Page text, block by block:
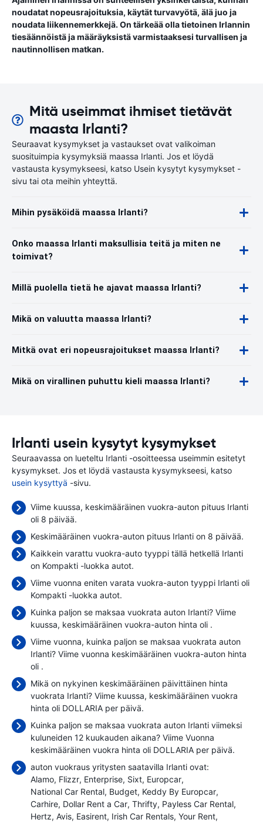
noudatat nopeusrajoituksia, käytät turvavyötä, älä juo ja
noudata liikennemerkkejä. On tärkeää olla tietoinen Irlannin
tiesäännöistä ja määräyksistä varmistaaksesi turvallisen ja
nautinnollisen matkan.
Mitä useimmat ihmiset tietävät
maasta Irlanti?
Seuraavat kysymykset ja vastaukset ovat valikoiman
suosituimpia kysymyksiä maassa Irlanti. Jos et löydä
vastausta kysymykseesi, katso Usein kysytyt kysymykset -
sivu tai ota meihin yhteyttä.
Mihin pysäköidä maassa Irlanti?
Onko maassa Irlanti maksullisia teitä ja miten ne
toimivat?
Millä puolella tietä he ajavat maassa Irlanti?
Mikä on valuutta maassa Irlanti?
Mitkä ovat eri nopeusrajoitukset maassa Irlanti?
Mikä on virallinen puhuttu kieli maassa Irlanti?
Irlanti usein kysytyt kysymykset
Seuraavassa on lueteltu Irlanti -osoitteessa useimmin esitetyt
kysymykset. Jos et löydä vastausta kysymykseesi, katso
usein kysyttyä -sivu.
Viime kuussa, keskimääräinen vuokra-auton pituus Irlanti
oli 8 päivää.
Keskimääräinen vuokra-auton pituus Irlanti on 8 päivää.
Kaikkein varattu vuokra-auto tyyppi tällä hetkellä Irlanti
on Kompakti -luokka autot.
Viime vuonna eniten varata vuokra-auton tyyppi Irlanti oli
Kompakti -luokka autot.
Kuinka paljon se maksaa vuokrata auton Irlanti? Viime
kuussa, keskimääräinen vuokra-auton hinta oli .
Viime vuonna, kuinka paljon se maksaa vuokrata auton
Irlanti? Viime vuonna keskimääräinen vuokra-auton hinta
oli .
Mikä on nykyinen keskimääräinen päivittäinen hinta
vuokrata Irlanti? Viime kuussa, keskimääräinen vuokra
hinta oli DOLLARIA per päivä.
Kuinka paljon se maksaa vuokrata auton Irlanti viimeksi
kuluneiden 12 kuukauden aikana? Viime Vuonna
keskimääräinen vuokra hinta oli DOLLARIA per päivä.
auton vuokraus yritysten saatavilla Irlanti ovat:
Alamo Flizzr Enterprise Sixt Europcar
National Car Rental Budget Keddy By Europcar
Carhire Dollar Rent a Car Thrifty Payless Car Rental
Hertz Avis Easirent Irish Car Rentals Your Rent